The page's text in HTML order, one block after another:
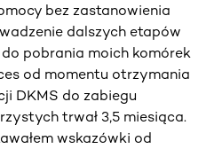
bez zastanowienia
dalszych etapów
pobrania moich komórek
od momentu otrzymania
DKMS do zabiegu
trwał 3,5 miesiąca.
wskazówki od